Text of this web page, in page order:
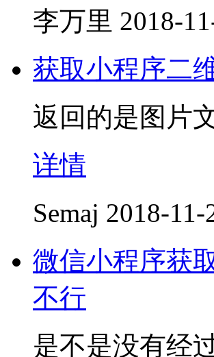
李万里 2018-
获取小程序二
返回的是图片
详情
Semaj 2018-11-
微信小程序获
不行
是不是没有经